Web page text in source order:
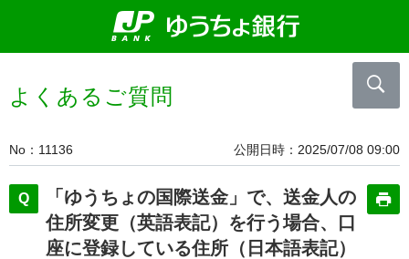
よくあるご質問
No 11136 公開日時 2025/07/08 09:00
「ゆうちょの国際送金」で、送金人の
住所変更（英語表記）を行う場合、口
座に登録している住所（日本語表記）